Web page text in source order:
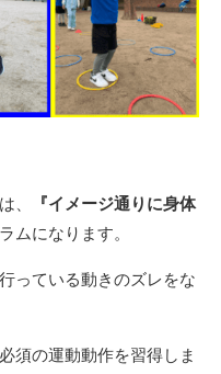
、
『イメージ通りに身体
ムになります。
っている動きのズレをな
須の運動動作を習得しま